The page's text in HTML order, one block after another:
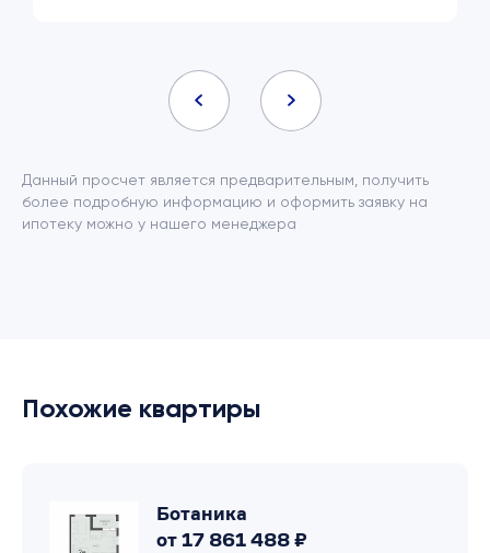
Данный просчет является предварительным, получить
более подробную информацию и оформить заявку на
ипотеку можно у нашего менеджера
Похожие квартиры
Ботаника
от 17 861 488 ₽